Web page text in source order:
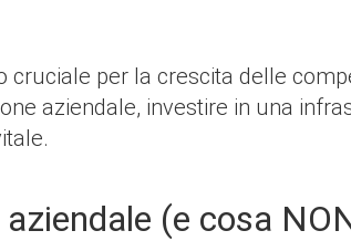
per la crescita delle
aziendale, investire in una
(e cosa